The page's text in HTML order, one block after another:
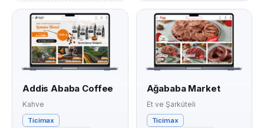
Addis Ababa Coffee
Kahve
Ticimax
Ağababa Market
Et ve Şarküteli
Ticimax